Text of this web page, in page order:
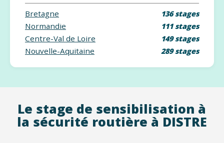
Bretagne 136 stages
Normandie 111 stages
Centre-Val de Loire 149 stages
Nouvelle-Aquitaine 289 stages
Le stage de sensibilisation à
la sécurité routière à DISTRE